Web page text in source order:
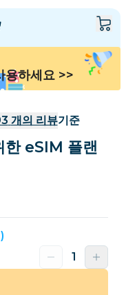
용하세요 >>
개의 리뷰기준
한 eSIM 플랜